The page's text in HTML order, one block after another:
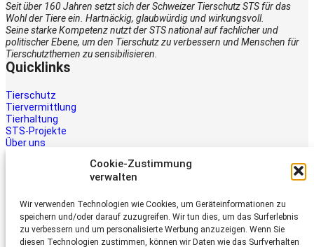
Cookie-Zustimmung
verwalten
Wir verwenden Technologien wie Cookies, um Geräteinformationen zu
speichern und/oder darauf zuzugreifen. Wir tun dies, um das Surferlebnis
zu verbessern und um personalisierte Werbung anzuzeigen. Wenn Sie
diesen Technologien zustimmen, können wir Daten wie das Surfverhalten
Seit über 160 Jahren setzt sich der Schweizer Tierschutz STS für das
Wohl der Tiere ein. Hartnäckig, glaubwürdig und wirkungsvoll.
Seine starke Kompetenz nutzt der STS national auf fachlicher und
politischer Ebene, um den Tierschutz zu verbessern und Menschen für
Tierschutzthemen zu sensibilisieren.
Quicklinks
Tierschutz
Tiervermittlung
Tierhaltung
STS-Projekte
Über uns
Tiere brauchen Hilfe – auch Ihre.
Unterstützen Sie die Arbeit des
Schweizer Tierschutz STS.